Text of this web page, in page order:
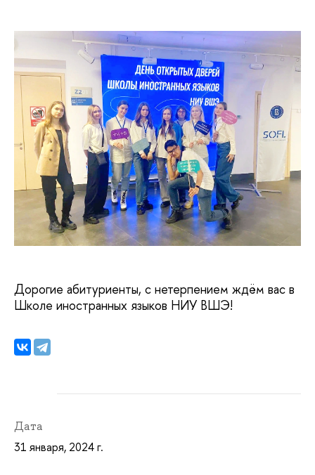
Дорогие абитуриенты, с нетерпением ждём вас в
Школе иностранных языков НИУ ВШЭ!
Дата
31 января, 2024 г.